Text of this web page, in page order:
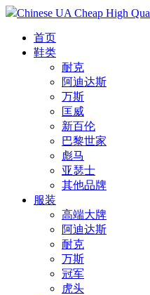
Chinese UA Cheap High
首页
鞋类
耐克
阿迪达斯
万斯
匡威
新百伦
巴黎世家
彪马
亚瑟士
其他品牌
服装
高端大牌
阿迪达斯
耐克
万斯
冠军
虎头